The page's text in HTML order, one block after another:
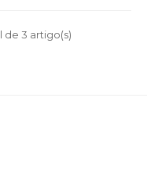
de 3 artigo(s)